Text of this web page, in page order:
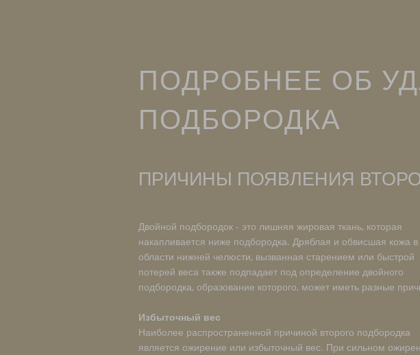
ПОДРОБНЕЕ ОБ
ПОДБОРОДКА
ПРИЧИНЫ ПОЯВЛЕНИЯ
Двойной подбородок - это лишняя жировая ткань, которая
накапливается ниже подбородка. Дряблая и обвисшая кожа в
области нижней челюсти, вызванная старением или быстрой
потерей веса также подпадает под определение двойного
подбородка, образование которого, может иметь разные
Избыточный вес
Наиболее распространенной причиной второго подбородка
является ожирение или избыточный вес. При сильном